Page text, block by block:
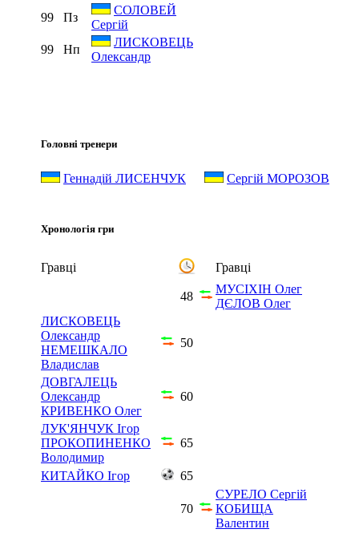
99
Пз
СОЛОВЕЙ
Сергій
99
Нп
ЛИСКОВЕЦЬ
Олександр
Головні тренери
Геннадій ЛИСЕНЧУК Сергій МОРОЗОВ
Хронологія гри
Гравці Гравці
48
МУСІХІН Олег
ДЄЛОВ Олег
ЛИСКОВЕЦЬ
Олександр
НЕМЕШКАЛО
Владислав
50
ДОВГАЛЕЦЬ
Олександр
КРИВЕНКО Олег
60
ЛУК'ЯНЧУК Ігор
ПРОКОПИНЕНКО
Володимир
65
КИТАЙКО Ігор 65
70
СУРЕЛО Сергій
КОБИЩА
Валентин